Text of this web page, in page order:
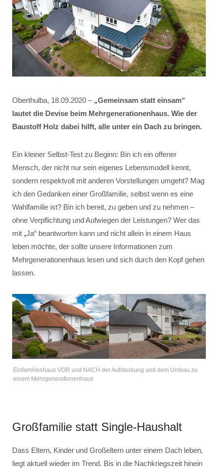
Oberthulba, 18.09.2020 – „Gemeinsam statt einsam“
lautet die Devise beim Mehrgenerationenhaus. Wie der
Baustoff Holz dabei hilft, alle unter ein Dach zu bringen.
Ein kleiner Selbst-Test zu Beginn: Bin ich ein offener
Mensch, der nicht nur sein eigenes Lebensmodell kennt,
sondern respektvoll mit anderen Vorstellungen umgeht? Mag
ich den Gedanken einer Großfamilie, selbst wenn es eine
Wahlfamilie ist? Bin ich bereit, zu geben und zu nehmen –
ohne Verpflichtung und Aufwiegen der Leistungen? Wer das
mit „Ja“ beantworten kann und nicht allein in einem Haus
leben möchte, der sollte unsere Informationen zum
Mehrgenerationenhaus lesen und sich durch den Kopf gehen
lassen.
Einfamilienhaus VOR und NACH der Aufstockung und dem Umbau zu
einem Mehrgenerationenhaus
Großfamilie statt Single-Haushalt
Dass Eltern, Kinder und Großeltern unter einem Dach leben,
liegt aktuell wieder im Trend. Bis in die Nachkriegszeit hinein